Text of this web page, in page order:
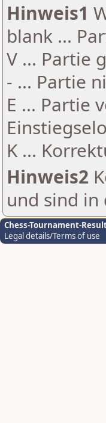
Hinweis1
blank ...
V ... Partie
- ... Partie
E ... Partie
K ...
Hinweis2
und sind
Chess-Tournament-
Legal details/Terms of use